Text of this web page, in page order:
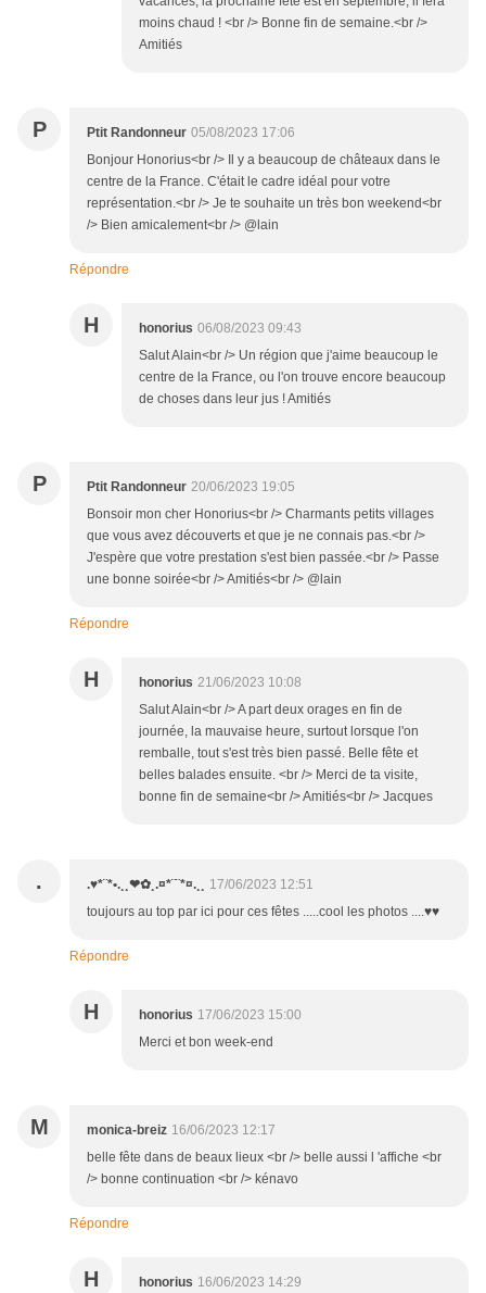
moins chaud ! <br /> Bonne fin de semaine.<br />
Amitiés
P Ptit Randonneur 05/08/2023 17:06
Bonjour Honorius<br /> Il y a beaucoup de châteaux dans le
centre de la France. C'était le cadre idéal pour votre
représentation.<br /> Je te souhaite un très bon weekend<br
/> Bien amicalement<br /> @lain
Répondre
H honorius 06/08/2023 09:43
Salut Alain<br /> Un région que j'aime beaucoup le
centre de la France, ou l'on trouve encore beaucoup
de choses dans leur jus ! Amitiés
P Ptit Randonneur 20/06/2023 19:05
Bonsoir mon cher Honorius<br /> Charmants petits villages
que vous avez découverts et que je ne connais pas.<br />
J'espère que votre prestation s'est bien passée.<br /> Passe
une bonne soirée<br /> Amitiés<br /> @lain
Répondre
H honorius 21/06/2023 10:08
Salut Alain<br /> A part deux orages en fin de
journée, la mauvaise heure, surtout lorsque l'on
remballe, tout s'est très bien passé. Belle fête et
belles balades ensuite. <br /> Merci de ta visite,
bonne fin de semaine<br /> Amitiés<br /> Jacques
. .♥*¨*•.¸¸❤✿¸.¤*¨¨*¤.¸¸
17/06/2023 12:51
toujours au top par ici pour ces fêtes .....cool les photos ....♥♥
Répondre
H honorius 17/06/2023 15:00
Merci et bon week-end
M monica-breiz 16/06/2023 12:17
belle fête dans de beaux lieux <br /> belle aussi l 'affiche <br
/> bonne continuation <br /> kénavo
Répondre
H honorius 16/06/2023 14:29